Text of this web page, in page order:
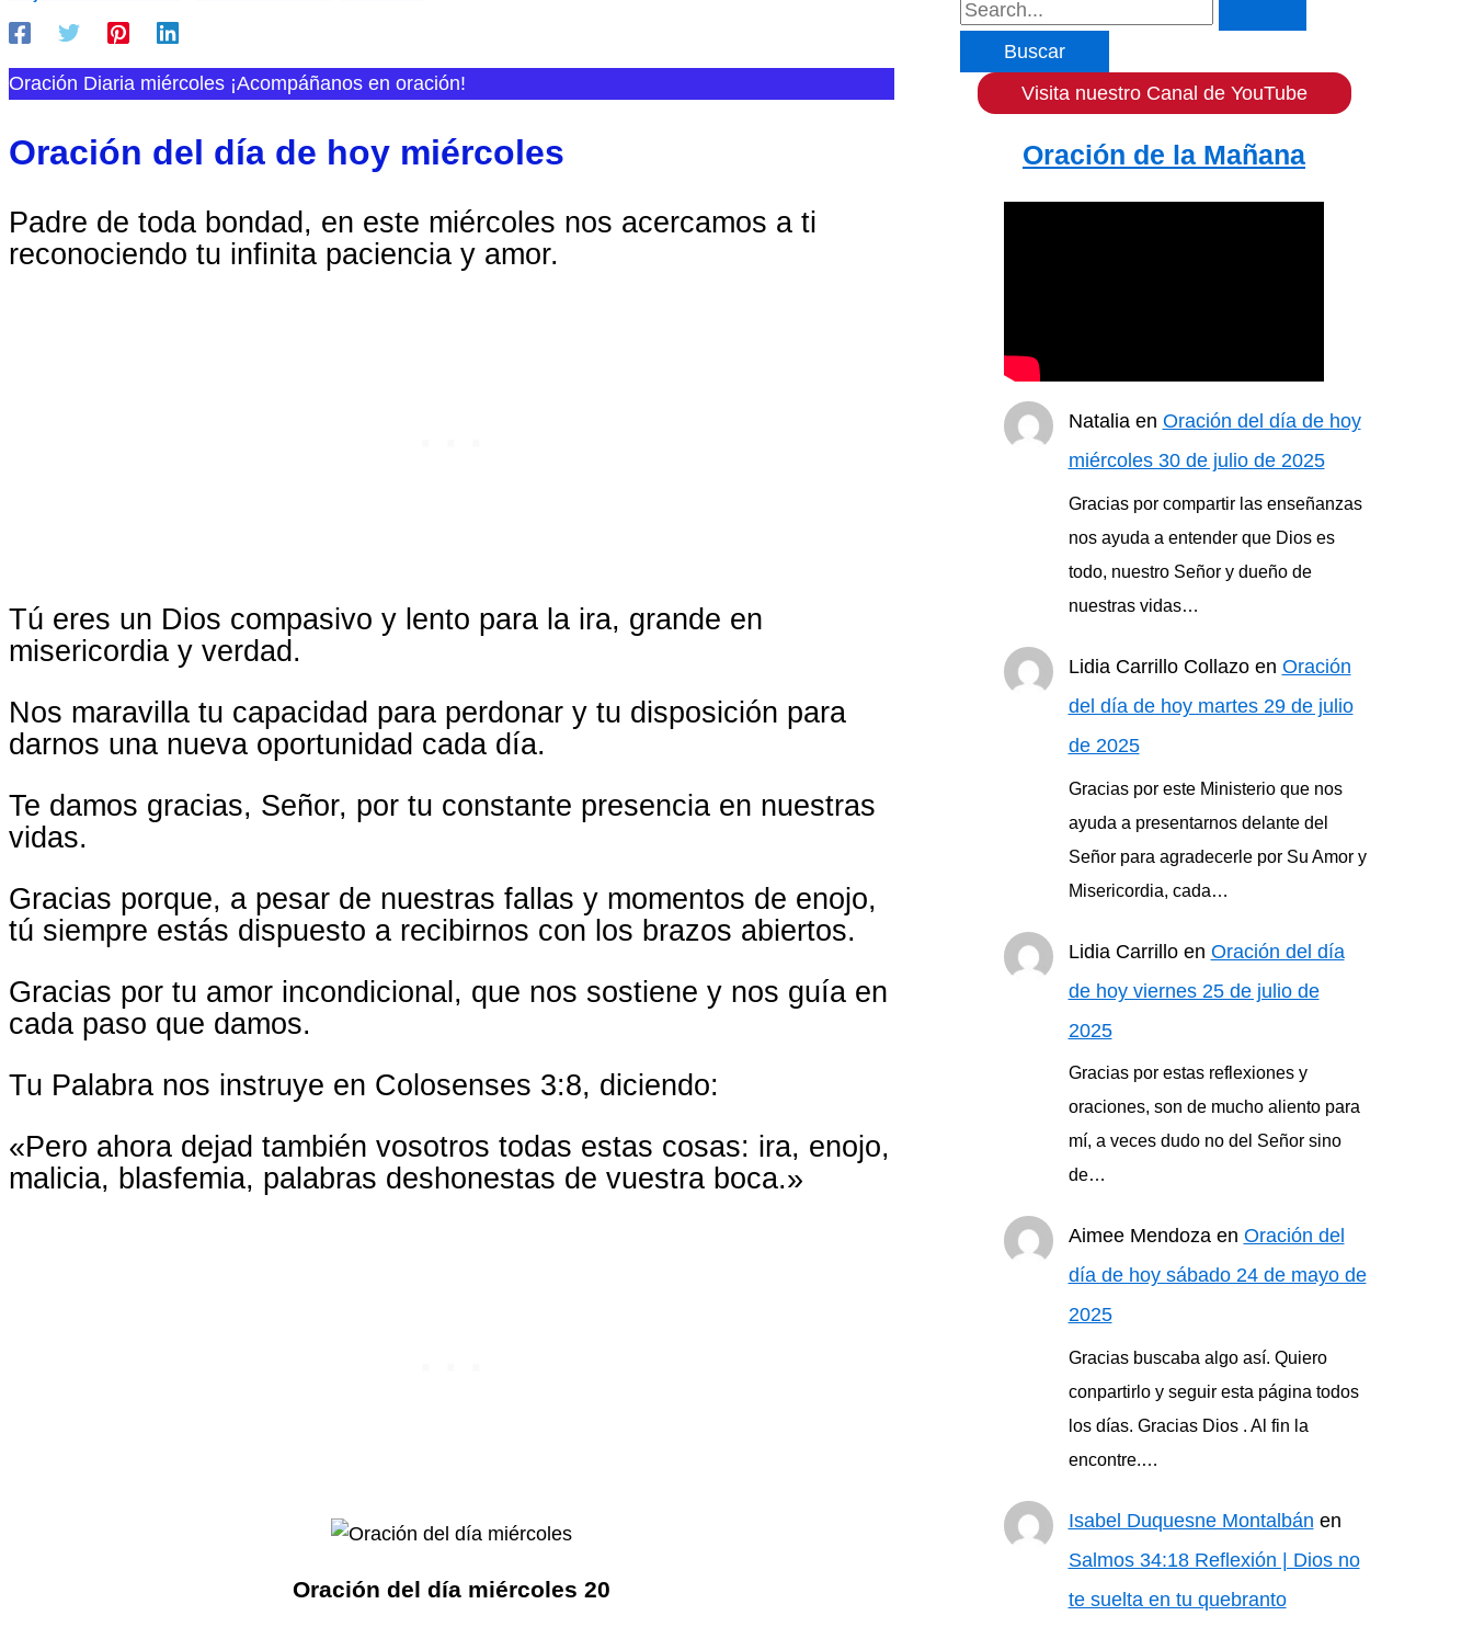
Oración Diaria miércoles ¡Acompáñanos en oración!
Oración del día de hoy miércoles
Padre de toda bondad, en este miércoles nos acercamos a ti
reconociendo tu infinita paciencia y amor.
Tú eres un Dios compasivo y lento para la ira, grande en
misericordia y verdad.
Nos maravilla tu capacidad para perdonar y tu disposición para
darnos una nueva oportunidad cada día.
Te damos gracias, Señor, por tu constante presencia en nuestras
vidas.
Gracias porque, a pesar de nuestras fallas y momentos de enojo,
tú siempre estás dispuesto a recibirnos con los brazos abiertos.
Gracias por tu amor incondicional, que nos sostiene y nos guía en
cada paso que damos.
Tu Palabra nos instruye en Colosenses 3:8, diciendo:
«Pero ahora dejad también vosotros todas estas cosas: ira, enojo,
malicia, blasfemia, palabras deshonestas de vuestra boca.»
Oración del día miércoles 20
B
Visita nuestro Canal de YouTube
Oración de la Mañana
Nataliaen Oración del día de hoy
miércoles 30 de julio de 2025
Gracias por compartir las enseñanzas
nos ayuda a entender que Dios es
todo, nuestro Señor y dueño de
nuestras vidas…
Lidia Carrillo Collazoen Oración
del día de hoy martes 29 de julio
de 2025
Gracias por este Ministerio que nos
ayuda a presentarnos delante del
Señor para agradecerle por Su Amor y
Misericordia, cada…
Lidia Carrilloen Oración del día
de hoy viernes 25 de julio de
2025
Gracias por estas reflexiones y
oraciones, son de mucho aliento para
mí, a veces dudo no del Señor sino
de…
Aimee Mendozaen Oración del
día de hoy sábado 24 de mayo de
2025
Gracias buscaba algo así. Quiero
conpartirlo y seguir esta página todos
los días. Gracias Dios . Al fin la
encontre.…
Isabel Duquesne Montalbán en
Salmos 34:18 Reflexión | Dios no
te suelta en tu quebranto